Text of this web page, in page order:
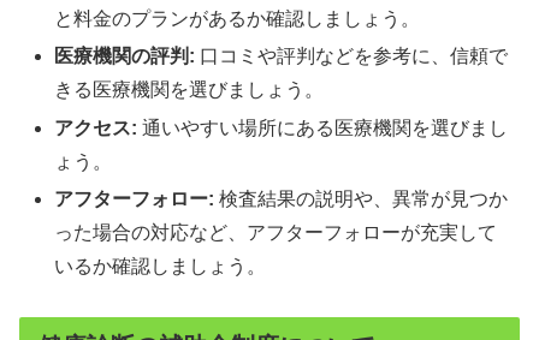
と料金のプランがあるか確認しましょう。
医療機関の評判: 口コミや評判などを参考に、信頼で
きる医療機関を選びましょう。
アクセス: 通いやすい場所にある医療機関を選びまし
ょう。
アフターフォロー: 検査結果の説明や、異常が見つか
った場合の対応など、アフターフォローが充実して
いるか確認しましょう。